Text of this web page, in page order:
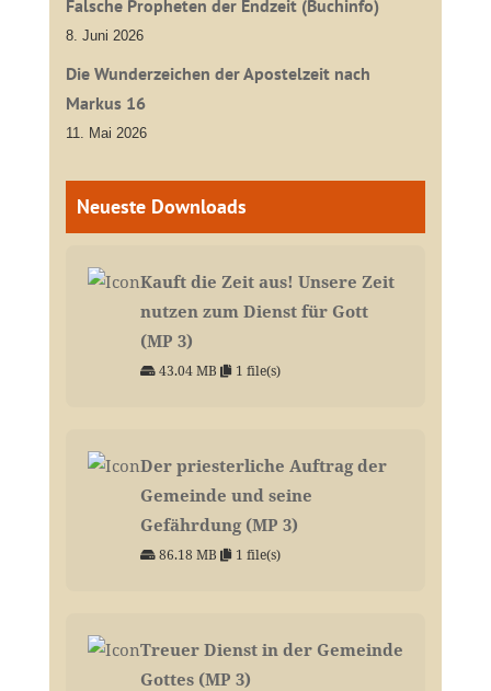
Falsche Propheten der Endzeit (Buchinfo)
8. Juni 2026
Die Wunderzeichen der Apostelzeit nach
Markus 16
11. Mai 2026
Neueste Downloads
Kauft die Zeit aus! Unsere Zeit
nutzen zum Dienst für Gott
(MP 3)
43.04 MB 1 file(s)
Der priesterliche Auftrag der
Gemeinde und seine
Gefährdung (MP 3)
86.18 MB 1 file(s)
Treuer Dienst in der Gemeinde
Gottes (MP 3)